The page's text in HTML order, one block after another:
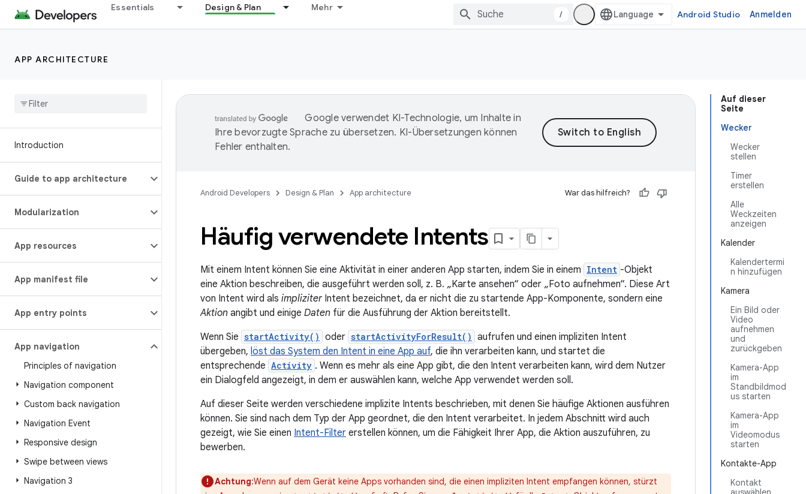
Essentials Design & Plan Mehr
/ Android Studio Anmelden
APP ARCHITECTURE
Introduction
Guide to app architecture
Modularization
App resources
App manifest file
App entry points
App navigation
Principles of navigation
Navigation component
Custom back navigation
Navigation Event
Responsive design
Swipe between views
Navigation 3
Auf dieser
Seite
Wecker
Wecker
stellen
Timer
erstellen
Alle
Weckzeiten
anzeigen
Kalender
Kalendertermi
n hinzufügen
Kamera
Ein Bild oder
Video
aufnehmen
und
zurückgeben
Kamera-App
im
Standbildmod
us starten
Kamera-App
im
Videomodus
starten
Kontakte-App
Kontakt
Google verwendet KI-Technologie, um Inhalte in
Ihre bevorzugte Sprache zu übersetzen. KI-Übersetzungen können
Fehler enthalten.
Android Developers Design & Plan App architecture War das hilfreich?
Häufig verwendete Intents
Mit einem Intent können Sie eine Aktivität in einer anderen App starten, indem Sie in einem Intent -Objekt
eine Aktion beschreiben, die ausgeführt werden soll, z. B. „Karte ansehen“ oder „Foto aufnehmen“. Diese Art
von Intent wird als impliziterIntent bezeichnet, da er nicht die zu startende App-Komponente, sondern eine
Aktion angibt und einige Daten für die Ausführung der Aktion bereitstellt.
Wenn Sie startActivity() oder startActivityForResult() aufrufen und einen impliziten Intent
übergeben, löst das System den Intent in eine App auf, die ihn verarbeiten kann, und startet die
entsprechende Activity . Wenn es mehr als eine App gibt, die den Intent verarbeiten kann, wird dem Nutzer
ein Dialogfeld angezeigt, in dem er auswählen kann, welche App verwendet werden soll.
Auf dieser Seite werden verschiedene implizite Intents beschrieben, mit denen Sie häufige Aktionen ausführen
können. Sie sind nach dem Typ der App geordnet, die den Intent verarbeitet. In jedem Abschnitt wird auch
gezeigt, wie Sie einen Intent-Filter erstellen können, um die Fähigkeit Ihrer App, die Aktion auszuführen, zu
bewerben.
Achtung:Wenn auf dem Gerät keine Apps vorhanden sind, die einen impliziten Intent empfangen können, stürzt